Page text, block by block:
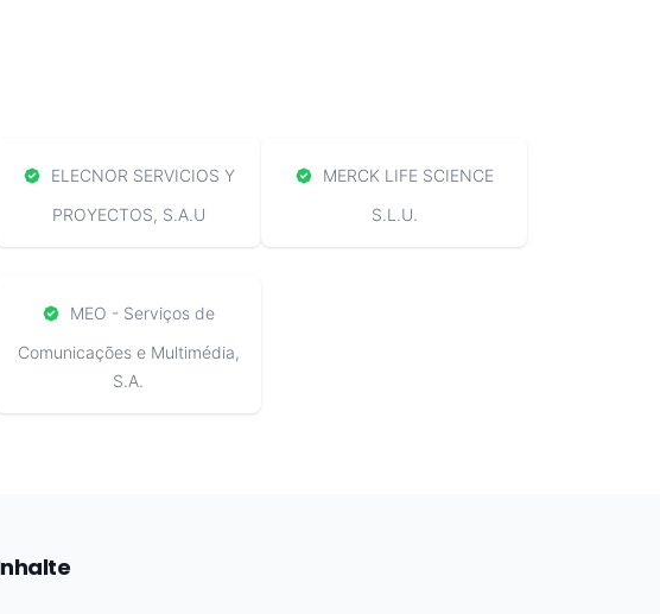
ELECNOR SERVICIOS Y
PROYECTOS, S.A.U
MERCK LIFE SCIENCE
S.L.U.
MEO - Serviços de
Comunicações e Multimédia,
S.A.